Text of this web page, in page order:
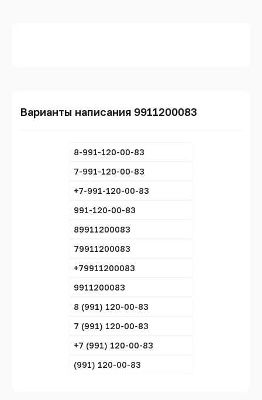
Варианты написания 9911200083
8-991-120-00-83
7-991-120-00-83
+7-991-120-00-83
991-120-00-83
89911200083
79911200083
+79911200083
9911200083
8 (991) 120-00-83
7 (991) 120-00-83
+7 (991) 120-00-83
(991) 120-00-83